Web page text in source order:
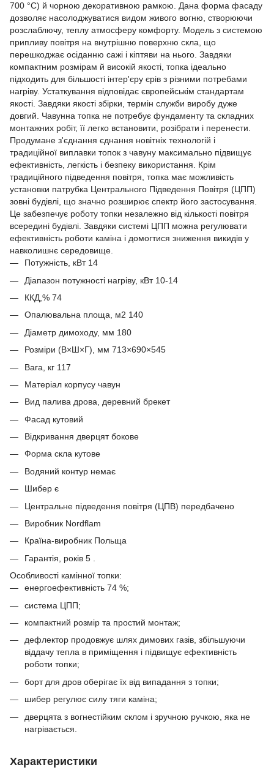
700 °С) й чорною декоративною рамкою. Дана форма фасаду
дозволяє насолоджуватися видом живого вогню, створюючи
розслаблючу, теплу атмосферу комфорту. Модель з системою
припливу повітря на внутрішню поверхню скла, що
перешкоджає осіданню сажі і кіптяви на нього. Завдяки
компактним розмірам й високій якості, топка ідеально
підходить для більшості інтер'єру єрів з різними потребами
нагріву. Устаткування відповідає європейськім стандартам
якості. Завдяки якості збірки, термін служби виробу дуже
довгий. Чавунна топка не потребує фундаменту та складних
монтажних робіт, її легко встановити, розібрати і перенести.
Продумане з'єднання єднання новітніх технологій і
традиційної виплавки топок з чавуну максимально підвищує
ефективність, легкість і безпеку використання. Крім
традиційного підведення повітря, топка має можливість
установки патрубка Центрального Підведення Повітря (ЦПП)
зовні будівлі, що значно розширює спектр його застосування.
Це забезпечує роботу топки незалежно від кількості повітря
всередині будівлі. Завдяки системі ЦПП можна регулювати
ефективність роботи каміна і домогтися зниження викидів у
навколишнє середовище.
Потужність, кВт 14
Діапазон потужності нагріву, кВт 10-14
ККД,% 74
Опалювальна площа, м2 140
Діаметр димоходу, мм 180
Розміри (В×Ш×Г), мм 713×690×545
Вага, кг 117
Матеріал корпусу чавун
Вид палива дрова, деревний брекет
Фасад кутовий
Відкривання дверцят бокове
Форма скла кутове
Водяний контур немає
Шибер є
Центральне підведення повітря (ЦПВ) передбачено
Виробник Nordflam
Країна-виробник Польща
Гарантія, років 5 .
Особливості камінної топки:
енергоефективність 74 %;
система ЦПП;
компактний розмір та простий монтаж;
дефлектор продовжує шлях димових газів, збільшуючи
віддачу тепла в приміщення і підвищує ефективність
роботи топки;
борт для дров оберігає їх від випадання з топки;
шибер регулює силу тяги каміна;
дверцята з вогнестійким склом і зручною ручкою, яка не
нагрівається.
Характеристики